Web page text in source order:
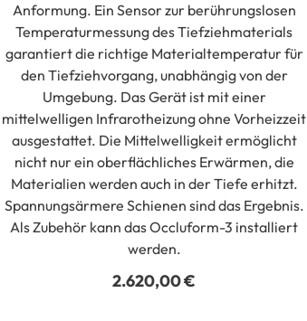
Anformung. Ein Sensor zur berührungslosen
Temperaturmessung des Tiefziehmaterials
garantiert die richtige Materialtemperatur für
den Tiefziehvorgang, unabhängig von der
Umgebung. Das Gerät ist mit einer
mittelwelligen Infrarotheizung ohne Vorheizzeit
ausgestattet. Die Mittelwelligkeit ermöglicht
nicht nur ein oberflächliches Erwärmen, die
Materialien werden auch in der Tiefe erhitzt.
Spannungsärmere Schienen sind das Ergebnis.
Als Zubehör kann das Occluform-3 installiert
werden.
2.620,00€